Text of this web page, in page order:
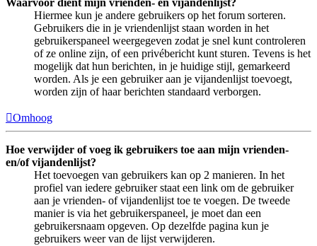
Hiermee kun je andere gebruikers op het forum sorteren.
Gebruikers die in je vriendenlijst staan worden in het
gebruikerspaneel weergegeven zodat je snel kunt controleren
of ze online zijn, of een privébericht kunt sturen. Tevens is het
mogelijk dat hun berichten, in je huidige stijl, gemarkeerd
worden. Als je een gebruiker aan je vijandenlijst toevoegt,
worden zijn of haar berichten standaard verborgen.
Omhoog
Hoe verwijder of voeg ik gebruikers toe aan mijn vrienden-
en/of vijandenlijst?
Het toevoegen van gebruikers kan op 2 manieren. In het
profiel van iedere gebruiker staat een link om de gebruiker
aan je vrienden- of vijandenlijst toe te voegen. De tweede
manier is via het gebruikerspaneel, je moet dan een
gebruikersnaam opgeven. Op dezelfde pagina kun je
gebruikers weer van de lijst verwijderen.